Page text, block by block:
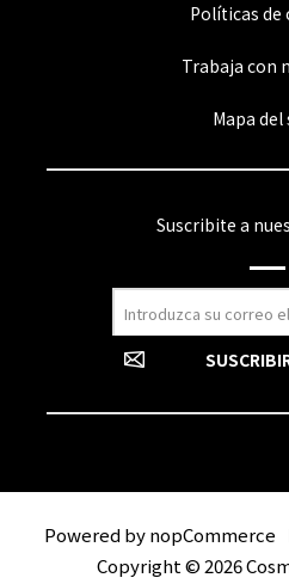
Políticas de
Trabaja con
Mapa
Suscribite a
Powered bynopCommerce
Copyright © 2026